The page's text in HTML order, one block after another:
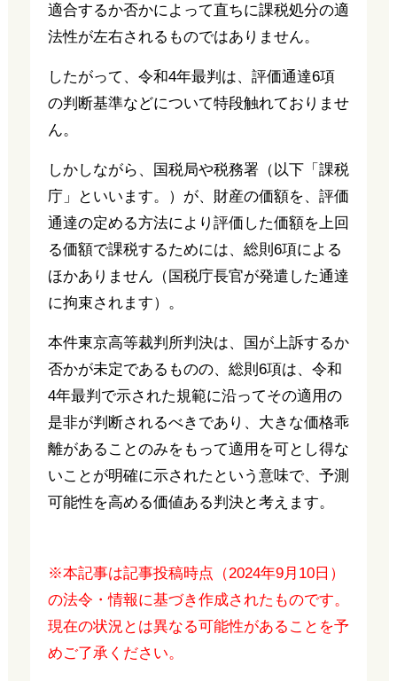
適合するか否かによって直ちに課税処分の適
法性が左右されるものではありません。
したがって、令和4年最判は、評価通達6項
の判断基準などについて特段触れておりませ
ん。
しかしながら、国税局や税務署（以下「課税
庁」といいます。）が、財産の価額を、評価
通達の定める方法により評価した価額を上回
る価額で課税するためには、総則6項による
ほかありません（国税庁長官が発遣した通達
に拘束されます）。
本件東京高等裁判所判決は、国が上訴するか
否かが未定であるものの、総則6項は、令和
4年最判で示された規範に沿ってその適用の
是非が判断されるべきであり、大きな価格乖
離があることのみをもって適用を可とし得な
いことが明確に示されたという意味で、予測
可能性を高める価値ある判決と考えます。
※本記事は記事投稿時点（2024年9月10日）
の法令・情報に基づき作成されたものです。
現在の状況とは異なる可能性があることを予
めご了承ください。